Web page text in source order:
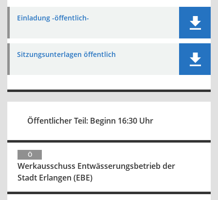
Einladung -öffentlich-
Sitzungsunterlagen öffentlich
Öffentlicher Teil: Beginn 16:30 Uhr
Ö
Werkausschuss Entwässerungsbetrieb der
Stadt Erlangen (EBE)